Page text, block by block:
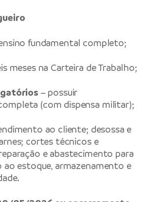
fundamental completo;
meses na Carteira de Trabalho;
– possuir
(com dispensa militar);
ao cliente; desossa e
cortes técnicos e
e abastecimento para
ao estoque, armazenamento e